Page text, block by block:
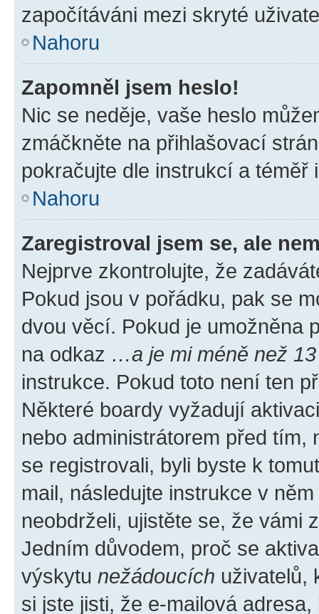
započítáváni mezi skryté
Nahoru
Zapomněl jsem heslo!
Nic se neděje, vaše heslo
zmáčkněte na přihlašovací
pokračujte dle instrukcí a téměř
Nahoru
Zaregistroval jsem se, ale
Nejprve zkontrolujte, že
Pokud jsou v pořádku, pak se
dvou věcí. Pokud je umožněna
na odkaz …a je mi méně než
instrukce. Pokud toto není ten
Některé boardy vyžadují
nebo administrátorem před tím,
se registrovali, byli byste k
mail, následujte instrukce v
neobdrželi, ujistěte se, že vámi
Jedním důvodem, proč se
výskytu nežádoucích uživatelů,
si jste jisti, že e-mailová